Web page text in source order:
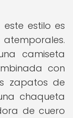
estilo es
camiseta
con
zapatos de
chaqueta
de cuero